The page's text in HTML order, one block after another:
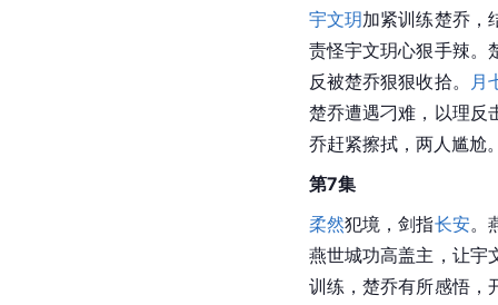
宇文玥加紧训练楚乔，
责怪宇文玥心狠手辣。
反被楚乔狠狠收拾。
月
楚乔遭遇刁难，以理反
乔赶紧擦拭，两人尴尬
第7集
柔然犯境，剑指长安。
燕世城功高盖主，让宇
训练，楚乔有所感悟，